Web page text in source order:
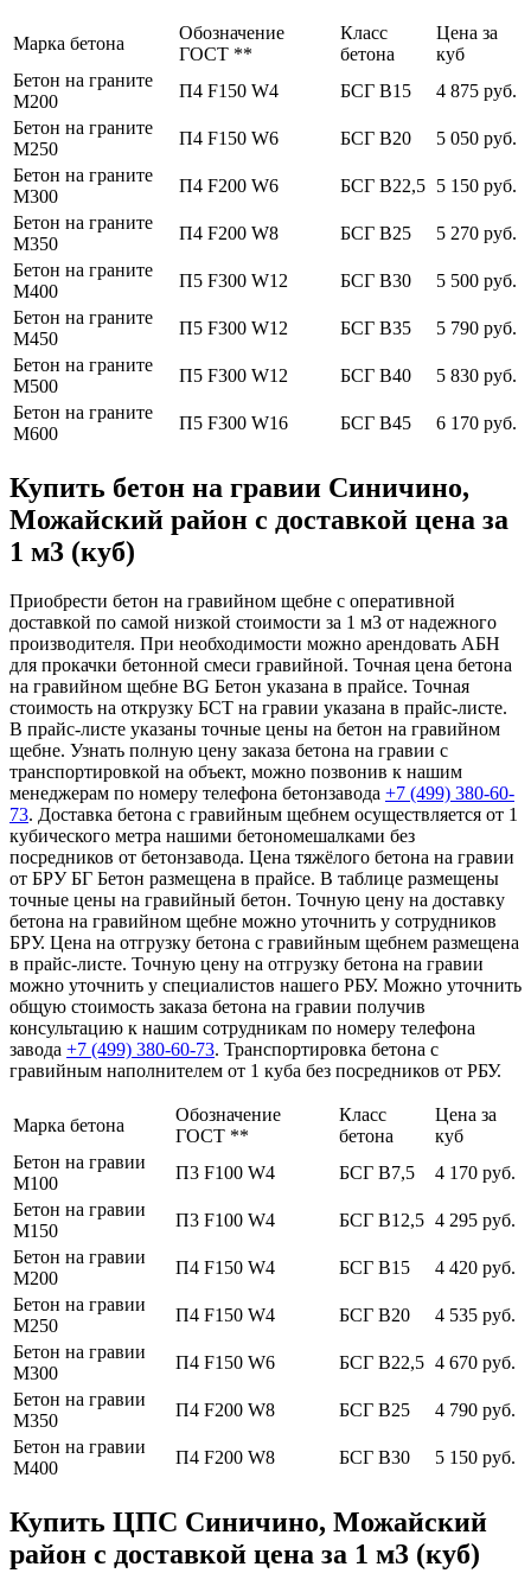
Марка бетона
Обозначение
ГОСТ **
Класс
бетона
Цена за
куб
Бетон на граните
М200
П4 F150 W4 БСГ В15
4 875 руб.
Бетон на граните
М250
П4 F150 W6 БСГ В20
5 050 руб.
Бетон на граните
М300
П4 F200 W6 БСГ В22,5 5 150 руб.
Бетон на граните
М350
П4 F200 W8 БСГ В25
5 270 руб.
Бетон на граните
М400
П5 F300 W12 БСГ В30
5 500 руб.
Бетон на граните
М450
П5 F300 W12 БСГ В35
5 790 руб.
Бетон на граните
М500
П5 F300 W12 БСГ В40
5 830 руб.
Бетон на граните
М600
П5 F300 W16 БСГ В45 6 170 руб.
Купить бетон на гравии Синичино,
Можайский район с доставкой цена за
1 м3 (куб)
Приобрести бетон на гравийном щебне с оперативной
доставкой по самой низкой стоимости за 1 м3 от надежного
производителя. При необходимости можно арендовать АБН
для прокачки бетонной смеси гравийной. Точная цена бетона
на гравийном щебне BG Бетон указана в прайсе. Точная
стоимость на открузку БСТ на гравии указана в прайс-листе.
В прайс-листе указаны точные цены на бетон на гравийном
щебне. Узнать полную цену заказа бетона на гравии с
транспортировкой на объект, можно позвонив к нашим
менеджерам по номеру телефона бетонзавода +7 (499) 380-60-
73. Доставка бетона с гравийным щебнем осуществляется от 1
кубического метра нашими бетономешалками без
посредников от бетонзавода. Цена тяжёлого бетона на гравии
от БРУ БГ Бетон размещена в прайсе. В таблице размещены
точные цены на гравийный бетон. Точную цену на доставку
бетона на гравийном щебне можно уточнить у сотрудников
БРУ. Цена на отгрузку бетона с гравийным щебнем размещена
в прайс-листе. Точную цену на отгрузку бетона на гравии
можно уточнить у специалистов нашего РБУ. Можно уточнить
общую стоимость заказа бетона на гравии получив
консультацию к нашим сотрудникам по номеру телефона
завода +7 (499) 380-60-73. Транспортировка бетона с
гравийным наполнителем от 1 куба без посредников от РБУ.
Марка бетона
Обозначение
ГОСТ **
Класс
бетона
Цена за
куб
Бетон на гравии
М100
П3 F100 W4 БСГ В7,5
4 170 руб.
Бетон на гравии
М150
П3 F100 W4 БСГ В12,5 4 295 руб.
Бетон на гравии
М200
П4 F150 W4 БСГ В15
4 420 руб.
Бетон на гравии
М250
П4 F150 W4 БСГ В20
4 535 руб.
Бетон на гравии
М300
П4 F150 W6 БСГ В22,5 4 670 руб.
Бетон на гравии
М350
П4 F200 W8 БСГ В25
4 790 руб.
Бетон на гравии
М400
П4 F200 W8 БСГ В30 5 150 руб.
Купить ЦПС Синичино, Можайский
район с доставкой цена за 1 м3 (куб)